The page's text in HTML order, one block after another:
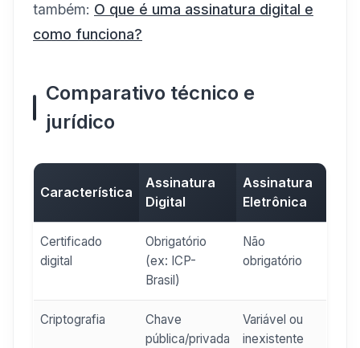
também: O que é uma assinatura digital e
como funciona?
Comparativo técnico e
jurídico
Característica
Assinatura
Digital
Assinatura
Eletrônica
Certificado
digital
Obrigatório
(ex: ICP-
Brasil)
Não
obrigatório
Criptografia
Chave
pública/privada
Variável ou
inexistente